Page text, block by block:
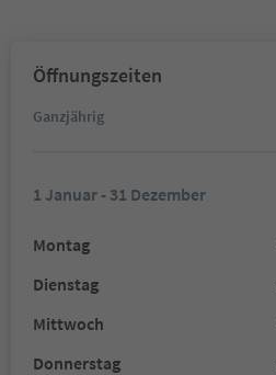
Öffnungszeiten
Ganzjährig
1 Januar - 31 Dezember
Montag
Dienstag
Mittwoch
Donnerstag